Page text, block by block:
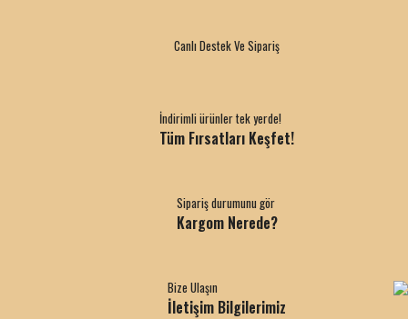
Canlı Destek Ve Sipariş
İndirimli ürünler tek yerde!
Tüm Fırsatları Keşfet!
Sipariş durumunu gör
Kargom Nerede?
Bize Ulaşın
İletişim Bilgilerimiz